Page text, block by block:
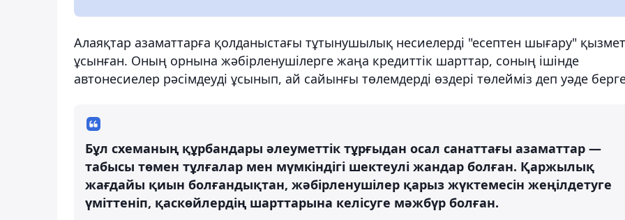
Алаяқтар азаматтарға қолданыстағы тұтынушылық несиелерді "есептен шығару"
ұсынған. Оның орнына жәбірленушілерге жаңа кредиттік шарттар, соның ішінде
автонесиелер рәсімдеуді ұсынып, ай сайынғы төлемдерді өздері төлейміз деп уәде
Бұл схеманың құрбандары әлеуметтік тұрғыдан осал санаттағы азаматтар —
табысы төмен тұлғалар мен мүмкіндігі шектеулі жандар болған. Қаржылық
жағдайы қиын болғандықтан, жәбірленушілер қарыз жүктемесін жеңілдетуге
үміттеніп, қаскөйлердің шарттарына келісуге мәжбүр болған.